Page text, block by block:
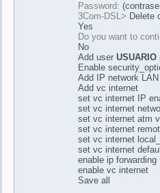
Password:
3Com-DSL> Delete
Yes
Do you want to
No
Add user USUARIO
Enable
Add IP network
Add vc internet
set vc internet IP
set vc internet
set vc internet atm
set vc internet
set vc internet
set vc internet
enable ip forwarding
enable vc internet
Save all